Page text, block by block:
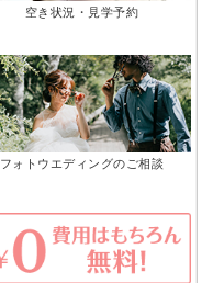
空き状況・見学予約
フォトウエディングのご相談